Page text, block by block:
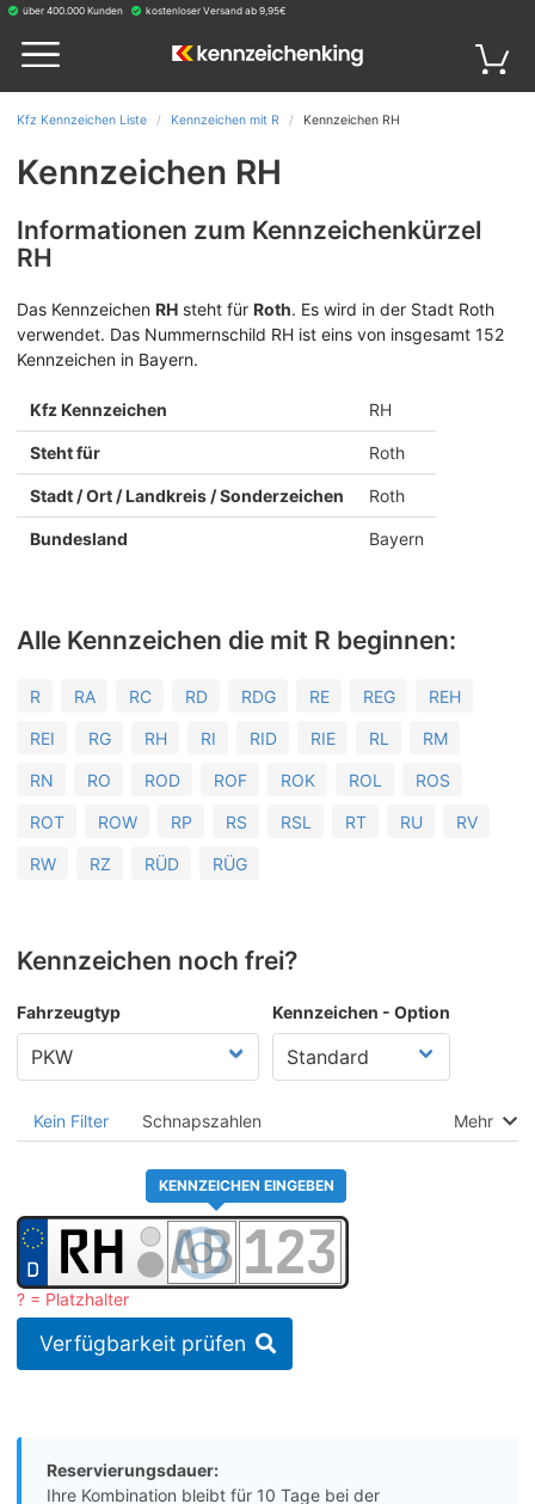
über 400.000 Kunden kostenloser Versand ab 9,95€
Kfz Kennzeichen Liste Kennzeichen mit R Kennzeichen RH
Kennzeichen RH
Informationen zum Kennzeichenkürzel
RH
Das Kennzeichen RH steht für Roth. Es wird in der Stadt Roth
verwendet. Das Nummernschild RH ist eins von insgesamt 152
Kennzeichen in Bayern.
Kfz Kennzeichen RH
Steht für Roth
Stadt / Ort / Landkreis / Sonderzeichen Roth
Bundesland Bayern
Alle Kennzeichen die mit R beginnen:
R RA RC RD RDG RE REG REH
REI RG RH RI RID RIE RL RM
RN RO ROD ROF ROK ROL ROS
ROT ROW RP RS RSL RT RU RV
RW RZ RÜD RÜG
Kennzeichen noch frei?
Fahrzeugtyp Kennzeichen - Option
Kein Filter Schnapszahlen Mehr
KENNZEICHEN EINGEBEN
? = Platzhalter
Verfügbarkeit prüfen
Reservierungsdauer:
Ihre Kombination bleibt für 10 Tage bei der